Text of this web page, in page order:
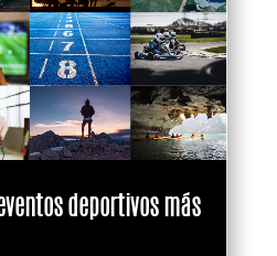
deportivos más